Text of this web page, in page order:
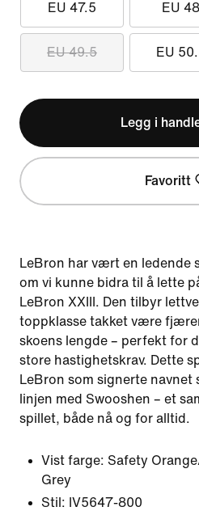
EU 47.5 EU 48
EU 49.5 EU
Legg i
Favoritt
LeBron har vært en ledende
om vi kunne bidra til å lette
LeBron XXIII. Den tilbyr
toppklasse takket være
skoens lengde – perfekt for
store hastighetskrav. Dette
LeBron som signerte navnet
linjen med Swooshen – et
spillet, både nå og for alltid.
Vist farge: Safety
Grey
Stil: IV5647-800